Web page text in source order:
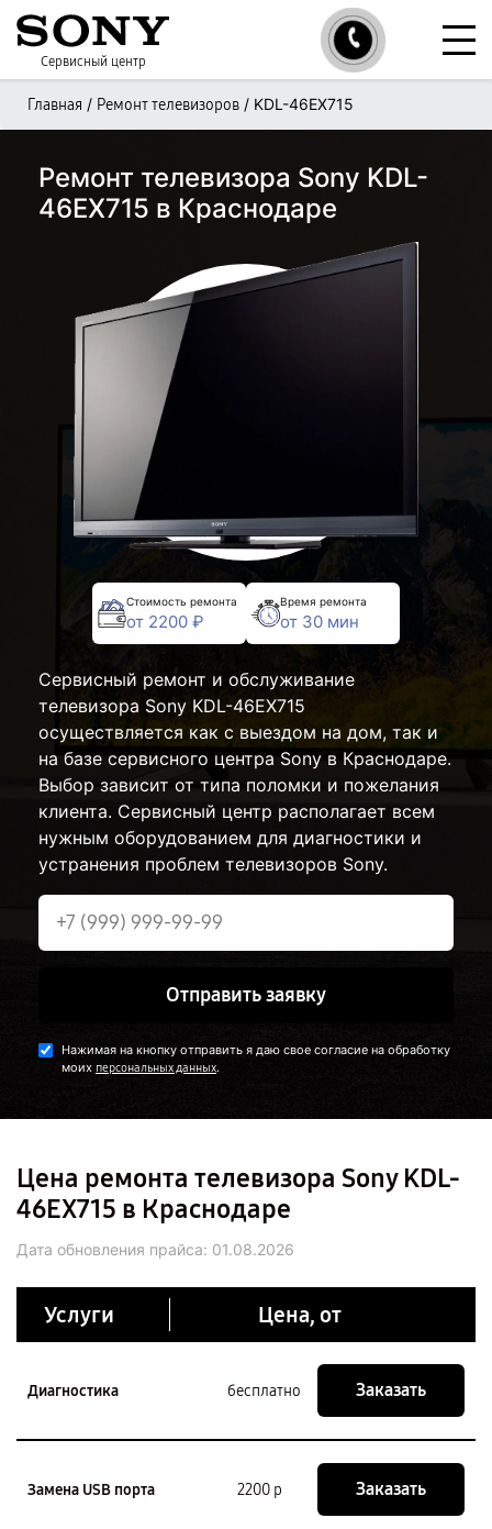
Сервисный центр
Главная / Ремонт телевизоров / KDL-46EX715
Ремонт телевизора Sony KDL-
46EX715 в Краснодаре
Стоимость ремонта
от 2200 ₽
Время ремонта
от 30 мин
Сервисный ремонт и обслуживание
телевизора Sony KDL-46EX715
осуществляется как с выездом на дом, так и
на базе сервисного центра Sony в Краснодаре.
Выбор зависит от типа поломки и пожелания
клиента. Сервисный центр располагает всем
нужным оборудованием для диагностики и
устранения проблем телевизоров Sony.
Отправить заявку
Нажимая на кнопку отправить я даю свое согласие на обработку
моих персональных данных.
Цена ремонта телевизора Sony KDL-
46EX715 в Краснодаре
Дата обновления прайса: 01.08.2026
Услуги Цена, от
Диагностика бесплатно Заказать
Замена USB порта 2200 р Заказать